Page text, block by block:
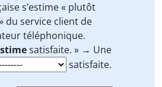
s’estime« plutôt
du service client de
téléphonique.
satisfaite. » → Une
satisfaite.